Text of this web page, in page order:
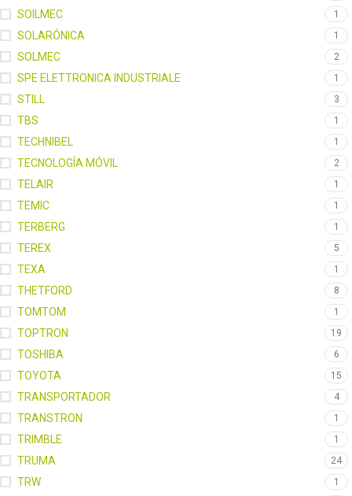
SOILMEC 1
SOLARÓNICA 1
SOLMEC 2
SPE ELETTRONICA INDUSTRIALE 1
STILL 3
TBS 1
TECHNIBEL 1
TECNOLOGÍA MÓVIL 2
TELAIR 1
TEMIC 1
TERBERG 1
TEREX 5
TEXA 1
THETFORD 8
TOMTOM 1
TOPTRON 19
TOSHIBA 6
TOYOTA 15
TRANSPORTADOR 4
TRANSTRON 1
TRIMBLE 1
TRUMA 24
TRW 1